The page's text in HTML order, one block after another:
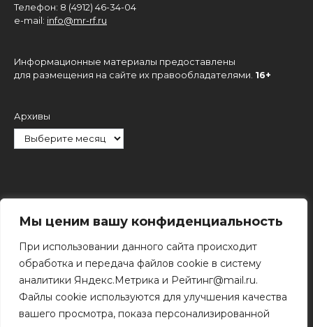
Мы ценим вашу конфиденциальность
При использовании данного сайта происходит
обработка и передача файлов cookie в систему
аналитики Яндекс.Метрика и Рейтинг@mail.ru.
Файлы cookie используются для улучшения качества
вашего просмотра, показа персонализированной
Телефон: 8 (4912) 46-34-04
e-mail: info@mr-rf.ru
Информационные материалы предоставлены
для размещения на сайте их правообладателями. 16+
Архивы